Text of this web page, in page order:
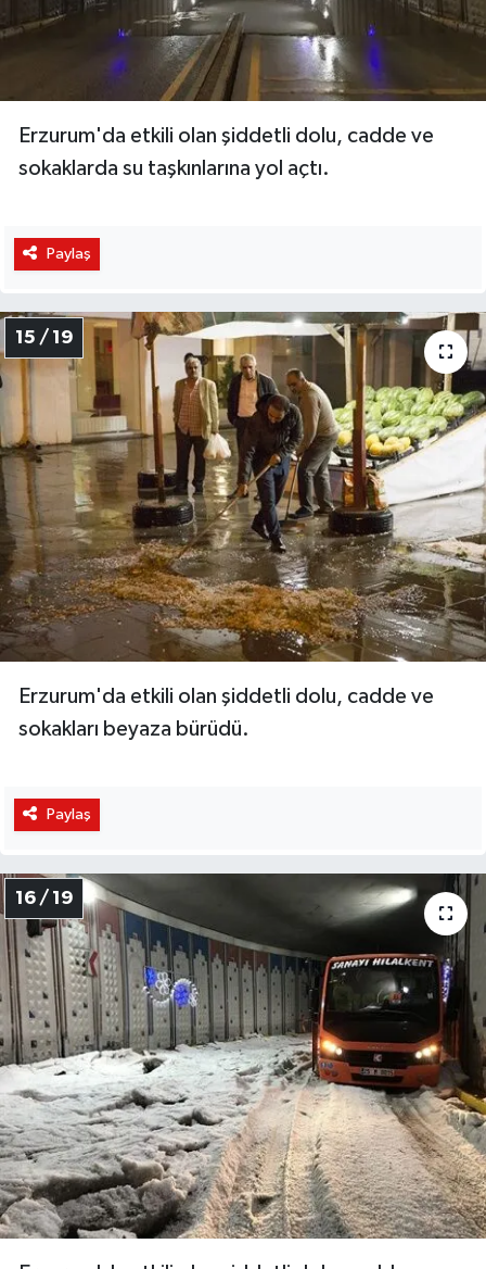
Erzurum'da etkili olan şiddetli dolu, cadde ve
sokaklarda su taşkınlarına yol açtı.
Paylaş
15 / 19
Erzurum'da etkili olan şiddetli dolu, cadde ve
sokakları beyaza bürüdü.
Paylaş
16 / 19